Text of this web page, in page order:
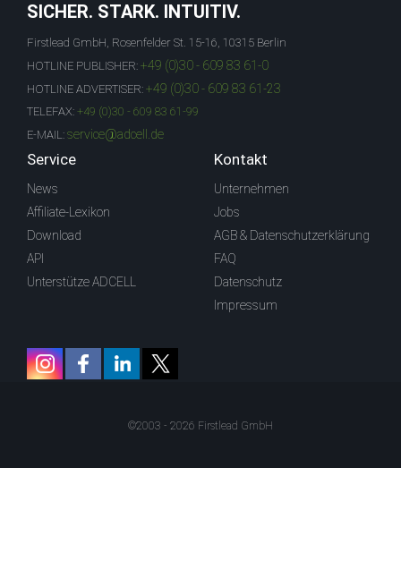
SICHER. STARK. INTUITIV.
Firstlead GmbH, Rosenfelder St. 15-16, 10315 Berlin
HOTLINE PUBLISHER: +49 (0)30 - 609 83 61-0
HOTLINE ADVERTISER: +49 (0)30 - 609 83 61-23
TELEFAX: +49 (0)30 - 609 83 61-99
E-MAIL: service@adcell.de
Service
News
Affiliate-Lexikon
Download
API
Unterstütze ADCELL
Kontakt
Unternehmen
Jobs
AGB & Datenschutzerklärung
FAQ
Datenschutz
Impressum
©2003 - 2026 Firstlead GmbH